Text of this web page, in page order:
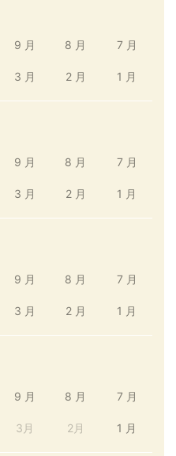
9 月 8 月 7 月
3 月 2 月 1 月
9 月 8 月 7 月
3 月 2 月 1 月
9 月 8 月 7 月
3 月 2 月 1 月
9 月 8 月 7 月
3月 2月 1 月